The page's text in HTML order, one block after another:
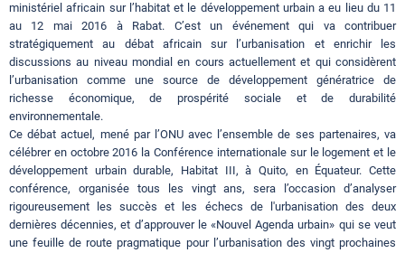
ministériel africain sur l’habitat et le développement urbain a eu lieu du 11
au 12 mai 2016 à Rabat. C’est un événement qui va contribuer
stratégiquement au débat africain sur l’urbanisation et enrichir les
discussions au niveau mondial en cours actuellement et qui considèrent
l’urbanisation comme une source de développement génératrice de
richesse économique, de prospérité sociale et de durabilité
environnementale.
Ce débat actuel, mené par l’ONU avec l’ensemble de ses partenaires, va
célébrer en octobre 2016 la Conférence internationale sur le logement et le
développement urbain durable, Habitat III, à Quito, en Équateur. Cette
conférence, organisée tous les vingt ans, sera l’occasion d’analyser
rigoureusement les succès et les échecs de l'urbanisation des deux
dernières décennies, et d’approuver le «Nouvel Agenda urbain» qui se veut
une feuille de route pragmatique pour l’urbanisation des vingt prochaines